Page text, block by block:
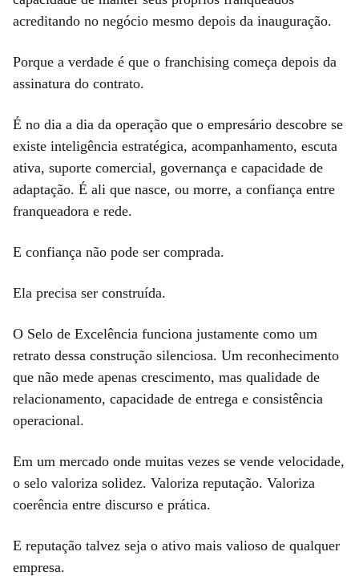
acreditando no negócio mesmo depois da inauguração.
Porque a verdade é que o franchising começa depois da
assinatura do contrato.
É no dia a dia da operação que o empresário descobre se
existe inteligência estratégica, acompanhamento, escuta
ativa, suporte comercial, governança e capacidade de
adaptação. É ali que nasce, ou morre, a confiança entre
franqueadora e rede.
E confiança não pode ser comprada.
Ela precisa ser construída.
O Selo de Excelência funciona justamente como um
retrato dessa construção silenciosa. Um reconhecimento
que não mede apenas crescimento, mas qualidade de
relacionamento, capacidade de entrega e consistência
operacional.
Em um mercado onde muitas vezes se vende velocidade,
o selo valoriza solidez. Valoriza reputação. Valoriza
coerência entre discurso e prática.
E reputação talvez seja o ativo mais valioso de qualquer
empresa.